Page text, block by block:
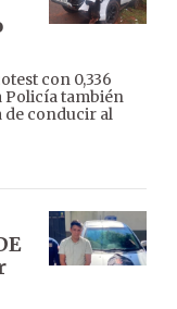
con 0,336
Policía también
de conducir al